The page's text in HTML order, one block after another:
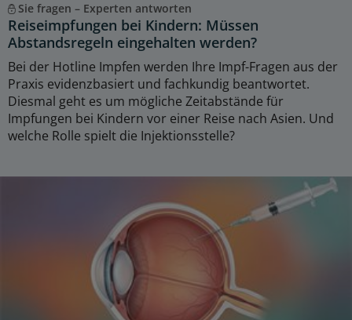
Sie fragen – Experten antworten
Reiseimpfungen bei Kindern: Müssen
Abstandsregeln eingehalten werden?
Bei der Hotline Impfen werden Ihre Impf-Fragen aus der
Praxis evidenzbasiert und fachkundig beantwortet.
Diesmal geht es um mögliche Zeitabstände für
Impfungen bei Kindern vor einer Reise nach Asien. Und
welche Rolle spielt die Injektionsstelle?